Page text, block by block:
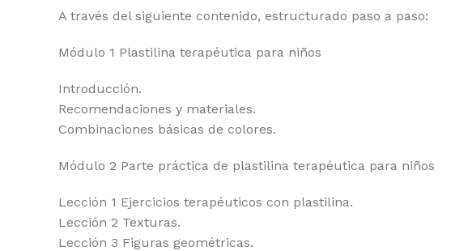
A través del siguiente contenido, estructurado paso a paso:
Módulo 1 Plastilina terapéutica para niños
Introducción.
Recomendaciones y materiales.
Combinaciones básicas de colores.
Módulo 2 Parte práctica de plastilina terapéutica para niños
Lección 1 Ejercicios terapéuticos con plastilina.
Lección 2 Texturas.
Lección 3 Figuras geométricas.